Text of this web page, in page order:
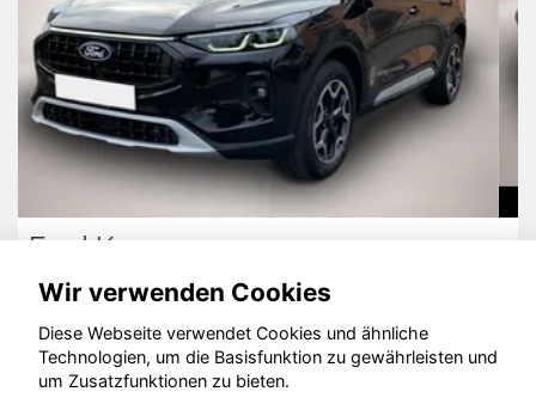
Skoda Karoq
© konjunkturmotor.de GmbH 2020 - 2026
Wir verwenden Cookies
Diese Webseite verwendet Cookies und ähnliche
Technologien, um die Basisfunktion zu gewährleisten und
um Zusatzfunktionen zu bieten.